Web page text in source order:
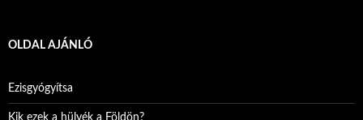
OLDAL AJÁNLÓ
Ezisgyógyítsa
Kik ezek a hülyék a Földön?